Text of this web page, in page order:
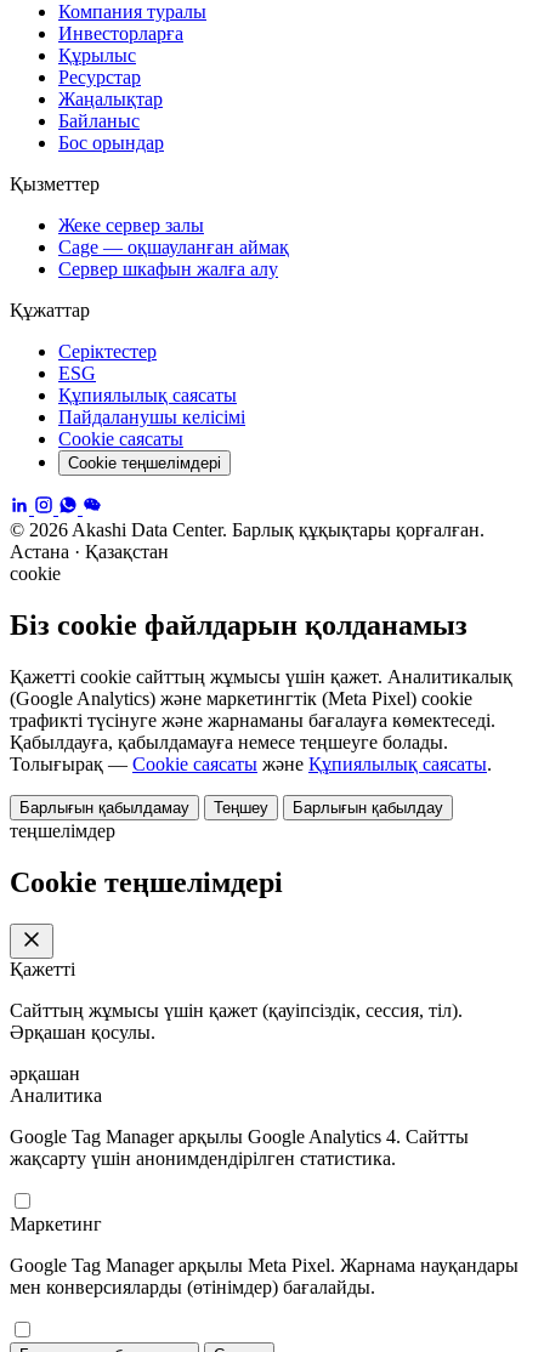
Компания туралы
Инвесторларға
Құрылыс
Ресурстар
Жаңалықтар
Байланыс
Бос орындар
Қызметтер
Жеке сервер залы
Cage — оқшауланған аймақ
Сервер шкафын жалға алу
Құжаттар
Серіктестер
ESG
Құпиялылық саясаты
Пайдаланушы келісімі
Cookie саясаты
Cookie теңшелімдері
© 2026 Akashi Data Center. Барлық құқықтары қорғалған.
Астана · Қазақстан
cookie
Біз cookie файлдарын қолданамыз
Қажетті cookie сайттың жұмысы үшін қажет. Аналитикалық
(Google Analytics) және маркетингтік (Meta Pixel) cookie
трафикті түсінуге және жарнаманы бағалауға көмектеседі.
Қабылдауға, қабылдамауға немесе теңшеуге болады.
Толығырақ — Cookie саясаты және Құпиялылық саясаты.
Барлығын қабылдамау Теңшеу Барлығын қабылдау
теңшелімдер
Cookie теңшелімдері
Қажетті
Сайттың жұмысы үшін қажет (қауіпсіздік, сессия, тіл).
Әрқашан қосулы.
әрқашан
Аналитика
Google Tag Manager арқылы Google Analytics 4. Сайтты
жақсарту үшін анонимдендірілген статистика.
Маркетинг
Google Tag Manager арқылы Meta Pixel. Жарнама науқандары
мен конверсияларды (өтінімдер) бағалайды.